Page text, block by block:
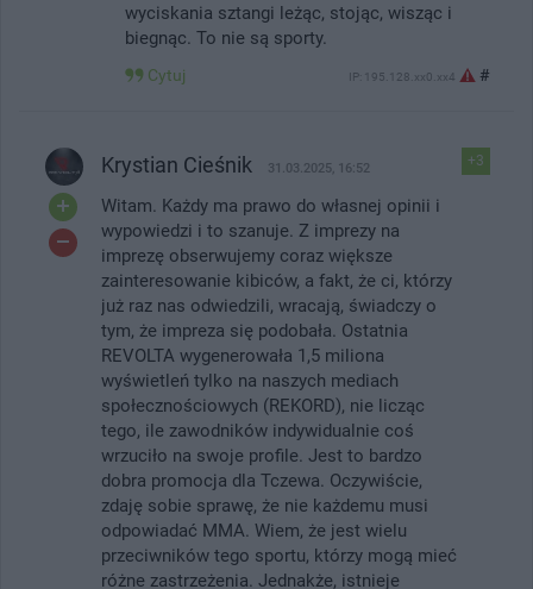
wyciskania sztangi leżąc, stojąc, wisząc i
biegnąc. To nie są sporty.
Cytuj IP: 195.128.xx0.xx4 #
+3
Krystian Cieśnik 31.03.2025, 16:52
Witam. Każdy ma prawo do własnej opinii i
wypowiedzi i to szanuje. Z imprezy na
imprezę obserwujemy coraz większe
zainteresowanie kibiców, a fakt, że ci, którzy
już raz nas odwiedzili, wracają, świadczy o
tym, że impreza się podobała. Ostatnia
REVOLTA wygenerowała 1,5 miliona
wyświetleń tylko na naszych mediach
społecznościowych (REKORD), nie licząc
tego, ile zawodników indywidualnie coś
wrzuciło na swoje profile. Jest to bardzo
dobra promocja dla Tczewa. Oczywiście,
zdaję sobie sprawę, że nie każdemu musi
odpowiadać MMA. Wiem, że jest wielu
przeciwników tego sportu, którzy mogą mieć
różne zastrzeżenia. Jednakże, istnieje